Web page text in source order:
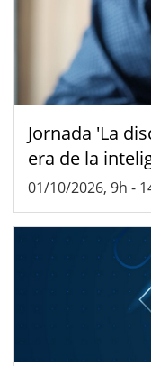
Jornada 'La
era de la
01/10/2026, 9h -